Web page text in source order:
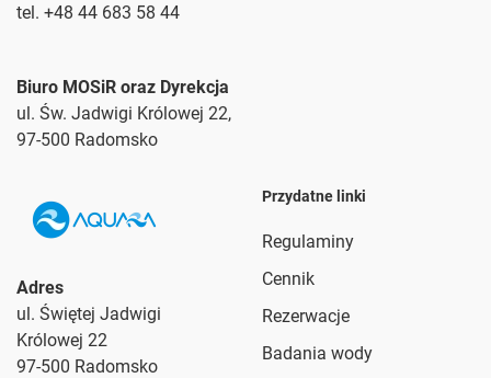
tel. +48 44 683 58 44
Biuro MOSiR oraz Dyrekcja
ul. Św. Jadwigi Królowej 22,
97-500 Radomsko
Adres
ul. Świętej Jadwigi
Królowej 22
97-500 Radomsko
Przydatne linki
Regulaminy
Cennik
Rezerwacje
Badania wody